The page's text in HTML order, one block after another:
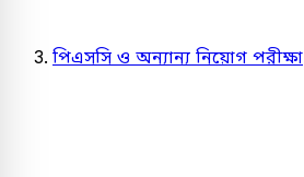
পিএসসি ও অন্যান্য নিয়োগ পরীক্ষা